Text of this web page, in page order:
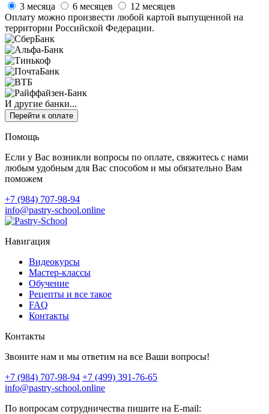
3 месяца
6 месяцев
12 месяцев
Оплату можно произвести любой картой выпущенной на
территории Российской Федерации.
И другие банки...
Перейти к оплате
Помощь
Если у Вас возникли вопросы по оплате, свяжитесь с нами
любым удобным для Вас способом и мы обязательно Вам
поможем
+7 (984) 707-98-94
info@pastry-school.online
Навигация
Видеокурсы
Мастер-классы
Обучение
Рецепты и все такое
FAQ
Контакты
Контакты
Звоните нам и мы ответим на все Ваши вопросы!
+7 (984) 707-98-94 +7 (499) 391-76-65
info@pastry-school.online
По вопросам сотрудничества пишите на E-mail: